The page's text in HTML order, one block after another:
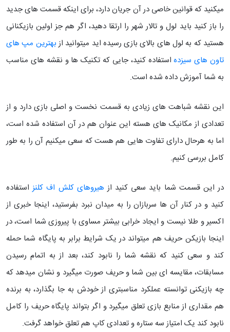
میکنید که قوانین خاصی در آن جریان دارد، برای اینکه قسمت های جدید
را باز کنید باید لول و تالار شهر را ارتقا دهید، اگر هم جز اولین بازیکنانی
هستید که به لول های بالای بازی رسیده اید میتوانید ازبهترین مپ های
تاون های سیزدهاستفاده کنید، جایی که تکنیک ها و نقشه های مناسب
به شما آموزش داده شده است.
این نقشه شباهت های زیادی به قسمت نخست و اصلی بازی دارد و از
تعدادی از مکانیک های هسته این عنوان هم در آن استفاده شده است،
اما به هرحال دارای تفاوت هایی هم هست که سعی میکنیم آن را به طور
کامل بررسی کنیم.
در این قسمت شما باید سعی کنید از هیروهای کلش اف کلنزاستفاده
کنید و در کنار آن ها سربازان را به میدان نبرد بفرستید، اینجا خبری از
اکسیر و طلا نیست و ایجاد خرابی بیشتر مساوی با پیروزی شما است، در
اینجا بازیکن حریف هم میتواند در یک شرایط برابر به پایگاه شما حمله
کند و سعی کنید که نقشه شما را نابود کند، بعد از به اتمام رسیدن
مسابقات، مقایسه ای بین شما و حریف صورت میگیرد و نشان میدهد که
چه بازیکنی توانسته عملکرد مناسبتری از خودش به جا بگذارد، به برنده
هم مقداری از منابع بازی تعلق میگیرد و اگر بتواند پایگاه حریف را کامل
نابود کند یک امتیاز سه ستاره و تعدادی کاپ هم تعلق خواهد گرفت.